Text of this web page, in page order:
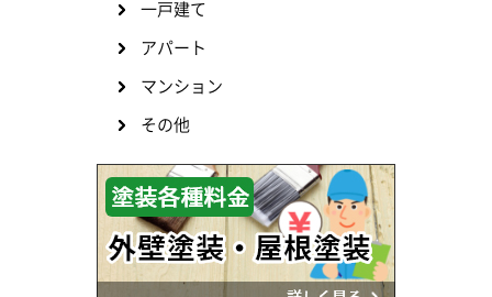
一戸建て
アパート
マンション
その他